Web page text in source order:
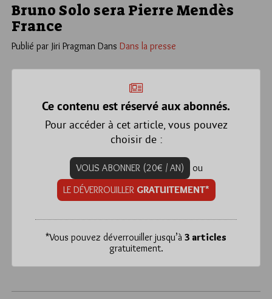
Bruno Solo sera Pierre Mendès
France
Publié par Jiri Pragman Dans Dans la presse
Ce contenu est réservé aux abonnés.
Pour accéder à cet article, vous pouvez
choisir de :
VOUS ABONNER (20€ / AN)
ou
LE DÉVERROUILLER GRATUITEMENT*
*Vous pouvez déverrouiller jusqu’à 3 articles
gratuitement.